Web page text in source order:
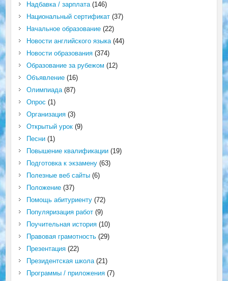
Надбавка / зарплата(146)
Национальный сертификат(37)
Начальное образование(22)
Новости английского языка(44)
Новости образования(374)
Образование за рубежом (12)
Объявление(16)
Олимпиада(87)
Опрос (1)
Организация(3)
Открытый урок(9)
Песни(1)
Повышение квалификации(19)
Подготовка к экзамену(63)
Полезные веб сайты(6)
Положение(37)
Помощь абитуриенту(72)
Популяризация работ(9)
Поучительная история(10)
Правовая грамотность(29)
Презентация(22)
Президентская школа(21)
Программы / приложения(7)